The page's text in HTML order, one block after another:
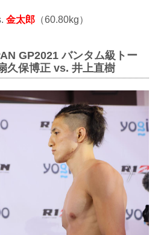
金太郎 （60.80kg）
GP2021 バンタム級トー
久保博正 vs. 井上直樹